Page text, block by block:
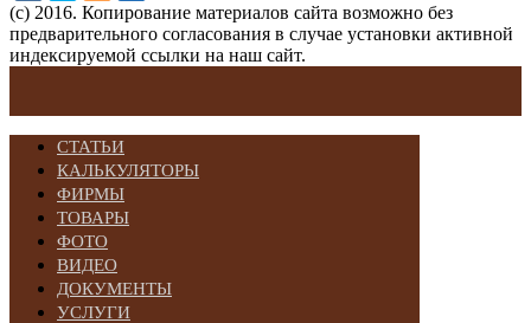
(с) 2016. Копирование материалов сайта возможно без
предварительного согласования в случае установки активной
индексируемой ссылки на наш сайт.
СТАТЬИ
КАЛЬКУЛЯТОРЫ
ФИРМЫ
ТОВАРЫ
ФОТО
ВИДЕО
ДОКУМЕНТЫ
УСЛУГИ